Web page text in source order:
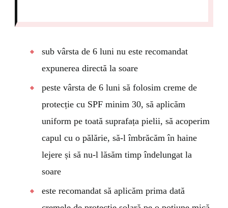
sub vârsta de 6 luni nu este recomandat
expunerea directă la soare
peste vârsta de 6 luni să folosim creme de
protecție cu SPF minim 30, să aplicăm
uniform pe toată suprafața pielii, să acoperim
capul cu o pălărie, să-l îmbrăcăm în haine
lejere și să nu-l lăsăm timp îndelungat la
soare
este recomandat să aplicăm prima dată